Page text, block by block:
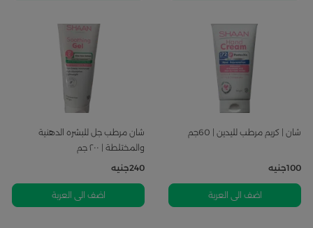
شان | كريم مرطب لليدين | 60جم
100جنيه
اضف الى العربة
شان مرطب جل للبشره الدهنية
والمختلطة | ٢٠٠ جم
240جنيه
اضف الى العربة